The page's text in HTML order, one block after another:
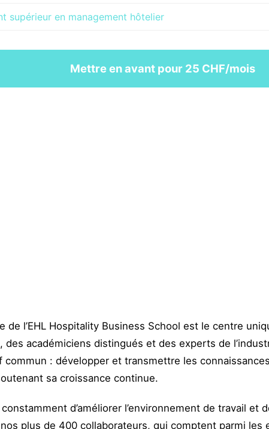
supérieur en management hôtelier
Mettre en avant pour 25 CHF/mois
de l’EHL Hospitality Business School est le centre
des académiciens distingués et des experts de
commun : développer et transmettre les
sa croissance continue.
d’améliorer l’environnement de travail et
plus de 400 collaborateurs, qui comptent parmi les